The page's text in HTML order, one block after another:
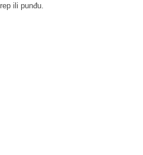
rep ili punđu.